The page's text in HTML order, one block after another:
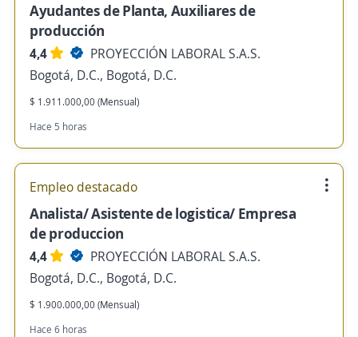
Ayudantes de Planta, Auxiliares de
producción
4,4
PROYECCIÓN LABORAL S.A.S.
Bogotá, D.C., Bogotá, D.C.
$ 1.911.000,00 (Mensual)
Hace 5 horas
Empleo destacado
Analista/ Asistente de logistica/ Empresa
de produccion
4,4
PROYECCIÓN LABORAL S.A.S.
Bogotá, D.C., Bogotá, D.C.
$ 1.900.000,00 (Mensual)
Hace 6 horas